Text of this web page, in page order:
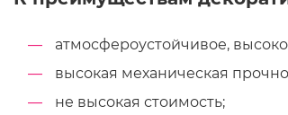
атмосфероустойчивое,
высокая механическая
не высокая стоимость;